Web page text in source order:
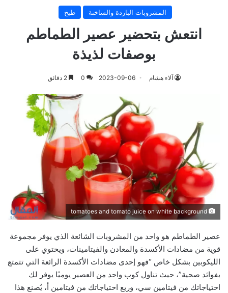
المشروبات الباردة والساخنة طبخ
انتعش بتحضير عصير الطماطم
بوصفات لذيذة
آلاء هشام 2023-09-06
0 2 دقائق
عصير الطماطم هو واحد من المشروبات الشائعة الذي يوفر مجموعة
قوية من مضادات الأكسدة والمعادن والفيتامينات، ويحتوي على
الليكوبين بشكل خاص “فهو إحدى مضادات الأكسدة الرائعة التي تتمتع
بفوائد صحية”، حيث تناول كوب واحد من العصير يوميًا يوفر لك
احتياجاتك من فيتامين سي، وربع احتياجاتك من فيتامين أ، يُصنع هذا